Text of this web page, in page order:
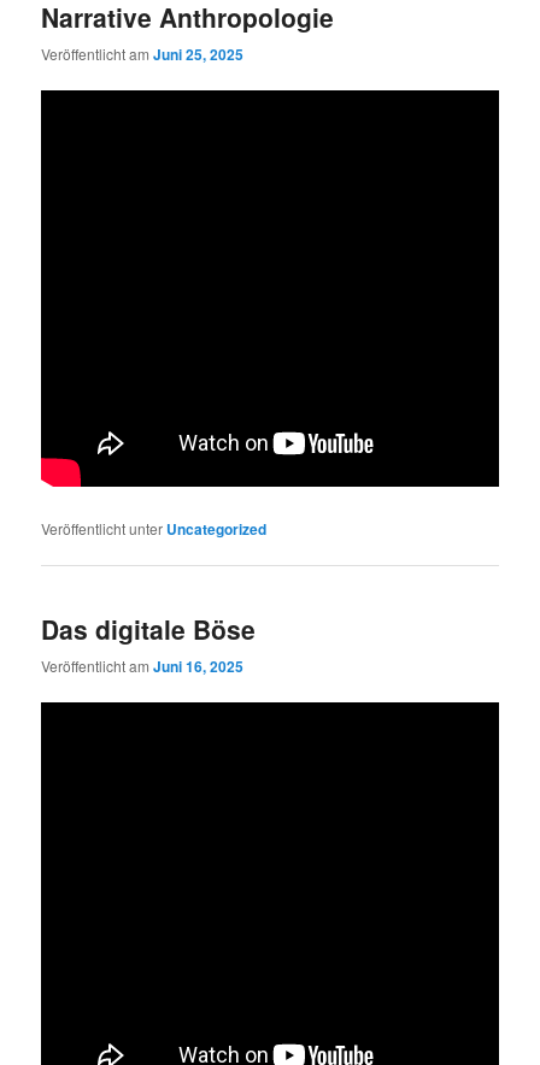
Narrative Anthropologie
Veröffentlicht amJuni 25, 2025
Veröffentlicht unter Uncategorized
Das digitale Böse
Veröffentlicht amJuni 16, 2025